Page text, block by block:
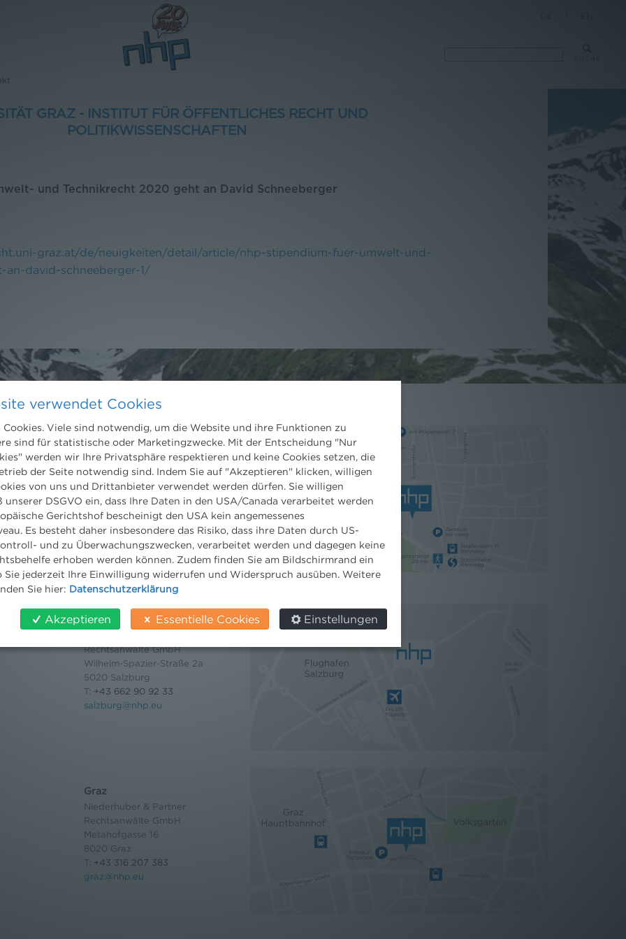
GRAZ - INSTITUT FÜR ÖFFENTLICHES RECHT UND
POLITIKWISSENSCHAFTEN
und Technikrecht 2020 geht an David Schneeberger
graz.at/de/neuigkeiten/detail/article/nhp-stipendium-fuer-umwelt-und-
david-schneeberger-1/
Kontakt
Wien
Niederhuber & Partner
Rechtsanwälte GmbH
Reisnerstraße 53, 1030 Wien
T:+43 1 513 21 24-0
F: +43 1 513 21 24-300
office@nhp.eu
Salzburg
Rechtsanwälte GmbH
Wilhelm-Spazier-Straße 2a
5020 Salzburg
T: +43 662 90 92 33
salzburg@nhp.eu
Graz
Niederhuber & Partner
Rechtsanwälte GmbH
Metahofgasse 16
8020 Graz
T: +43 316 207 383
graz@nhp.eu
verwendet Cookies
Viele sind notwendig, um die Website und ihre Funktionen zu
sind für statistische oder Marketingzwecke. Mit der Entscheidung "Nur
werden wir Ihre Privatsphäre respektieren und keine Cookies setzen, die
der Seite notwendig sind. Indem Sie auf "Akzeptieren" klicken, willigen
von uns und Drittanbieter verwendet werden dürfen. Sie willigen
unserer DSGVO ein, dass Ihre Daten in den USA/Canada verarbeitet werden
Gerichtshof bescheinigt den USA kein angemessenes
Es besteht daher insbesondere das Risiko, dass ihre Daten durch US-
und zu Überwachungszwecken, verarbeitet werden und dagegen keine
erhoben werden können. Zudem finden Sie am Bildschirmrand ein
Sie jederzeit Ihre Einwilligung widerrufen und Widerspruch ausüben. Weitere
Sie hier: Datenschutzerklärung
Akzeptieren Essentielle Cookies Einstellungen